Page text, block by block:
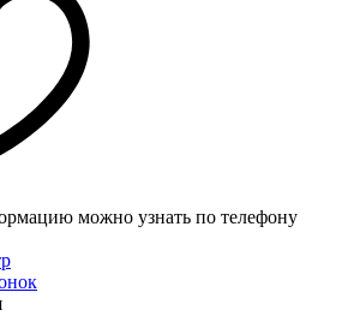
можно узнать по телефону